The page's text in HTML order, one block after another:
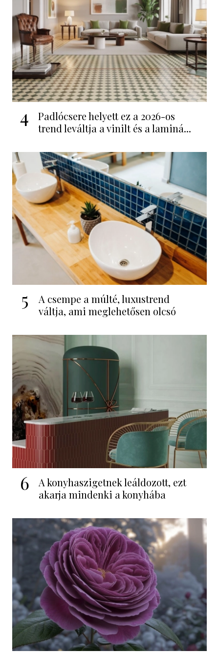
4
Padlócsere helyett ez a 2026-os
trend leváltja a vinilt és a laminá...
5
A csempe a múlté, luxustrend
váltja, ami meglehetősen olcsó
6
A konyhaszigetnek leáldozott, ezt
akarja mindenki a konyhába